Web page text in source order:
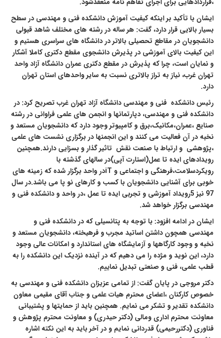
با تأکید بر اینکه کیفیت آموزش دانشکده فنی و مهندسی در سطح
بالایی قرار دارد، گفت: هر ساله در رشته های مختلف شاهد قبولی
در مقاطع تحصیلی بالاتر در دانشگاه های سراسری هستیم و
کیفیت بالای آموزشی در پذیرش دانشجوی مقطع دکتری کاملا آشکار
نمایان است، چرا که پذیرش در مقطع دکتری عمران دانشگاه آزاد واحد
غرب، نیاز به تراز بالاتری نسبت به سایر واحدهای استان تهران
دانشکدهفنی و مهندسی دانشگاه آزاد تهران غربتصریح کرد: در
فنی و مهندسی، دپارتمانها و انجمن های علمی فراوانی در رشته
،عمران،مکانیک،برق و کامپیوتر وجود دارد که دانشجویان مستعد و
در آن فعالیت می کنند و این انجمنها در برگزاری نشست های علمی
و ارتباط با صنعت نقشتاثیر گذار و بسزایی دارند.همچنین
ایده تا عمل(استارت آپی)در سالهای گذشته با
و اجتماعی وiTدر واحد برگزار شده که زمینه های
برای آشنایی دانشجویان با کسب و کارهای نو پا می باشد.در سال
97 نیز 5رویداد آموزشی و تجربی ایده تا عمل ،در واحد و دانشکده فنی و
برگزار خواهد شد.
در ادامه افزود: با توجه به پتانسیلی که در دانشکده فنی و
همچون داشتن اساتید مجرب و فرهیخته، دانشجویان مستعد و
و وجود کارگاهها و آزمایشگاه های استاندارد و امکانات عالی وجود
این نوید و مژده را می دهیم که در آینده نزدیک این دانشکده را به
علمی، فنی و صنعتی تبدیل نماییم.
مروجی در پایان گفت: از تمامی عزیزان دانشکده فنی و مهندسی به
کارکنان ،اعضای محترم هیات علمیو جناب آقای مقیمی معاون
تقدیر و تشکر می نمایم. همچنین باید از حمایتها و پشتیبانی
محترم اداری ومالی (دکتر حیدری) و معاونت محترم پژوهش و
(دکتررحیمی) قدردانی نمایم و در آخر باید به این نکته اشاره